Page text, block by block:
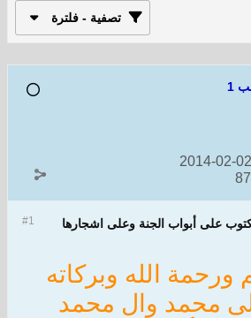
تصفية - فلترة
1
02-02-2014
#1 على أبواب الجنة وعلى اشجارها
ورحمة الله وبركاته
محمد وال محمد